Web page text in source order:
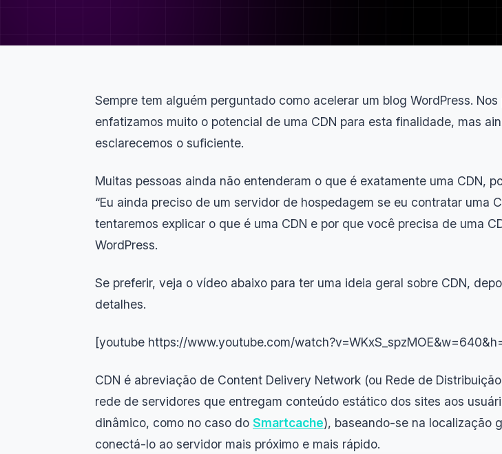
Sempre tem alguém perguntado como acelerar um blog WordPress.
enfatizamos muito o potencial de uma CDN para esta finalidade, mas
esclarecemos o suficiente.
Muitas pessoas ainda não entenderam o que é exatamente uma CDN,
“Eu ainda preciso de um servidor de hospedagem se eu contratar uma
tentaremos explicar o que é uma CDN e por que você precisa de uma
WordPress.
Se preferir, veja o vídeo abaixo para ter uma ideia geral sobre CDN,
detalhes.
[youtube https://www.youtube.com/
CDN é abreviação de Content Delivery Network (ou Rede de
rede de servidores que entregam conteúdo estático dos sites aos
dinâmico, como no caso do Smartcache), baseando-se na localização
conectá-lo ao servidor mais próximo e mais rápido.